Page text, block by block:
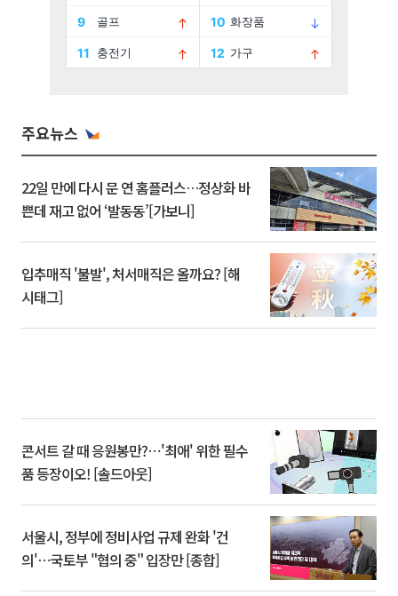
주요뉴스
22일 만에 다시 문 연 홈플러스…정상화 바
쁜데 재고 없어 ‘발동동’[가보니]
입추매직 '불발', 처서매직은 올까요? [해
시태그]
콘서트 갈 때 응원봉만?⋯'최애' 위한 필수
품 등장이오! [솔드아웃]
서울시, 정부에 정비사업 규제 완화 '건
의'⋯국토부 "협의 중" 입장만 [종합]